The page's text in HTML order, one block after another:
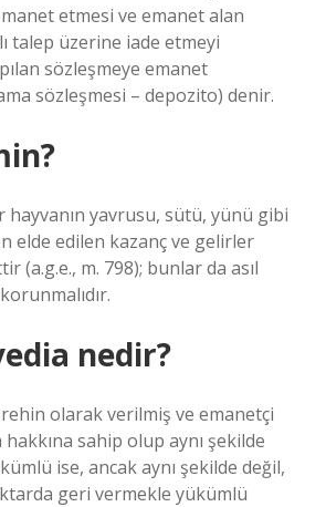
etmesi ve emanet alan
talep üzerine iade etmeyi
sözleşmeye emanet
sözleşmesi – depozito) denir.
hayvanın yavrusu, sütü, yünü gibi
elde edilen kazanç ve gelirler
(a.g.e., m. 798); bunlar da asıl
nedir?
olarak verilmiş ve emanetçi
sahip olup aynı şekilde
ise, ancak aynı şekilde değil,
geri vermekle yükümlü